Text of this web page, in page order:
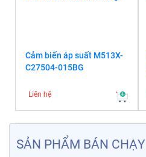
Cảm biến áp suất M513X-
C27504-015BG
Liên hệ
SẢN PHẨM BÁN CHẠY